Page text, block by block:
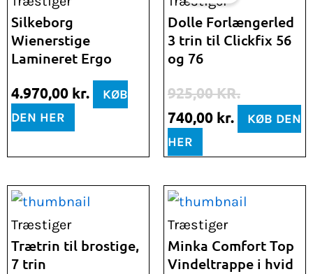
Silkeborg
Wienerstige
Lamineret Ergo
4.970,00 kr.
KØB
DEN HER
Dolle Forlængerled
3 trin til Clickfix 56
og 76
925,00KR.
pris
var:
925,00 kr..
740,00 kr.
pris
er:
KØB DEN
HER
Træstiger
Trætrin til brostige,
7 trin
Træstiger
Minka Comfort Top
Vindeltrappe i hvid